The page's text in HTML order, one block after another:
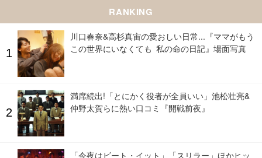
RANKING
川口春奈&高杉真宙の愛おしい日常...『ママがもう
この世界にいなくても 私の命の日記』場面写真
満席続出!「とにかく役者が全員いい」池松壮亮&
仲野太賀らに熱い口コミ『開戦前夜』
「今夜はビート・イット」「スリラー」ほかヒッ